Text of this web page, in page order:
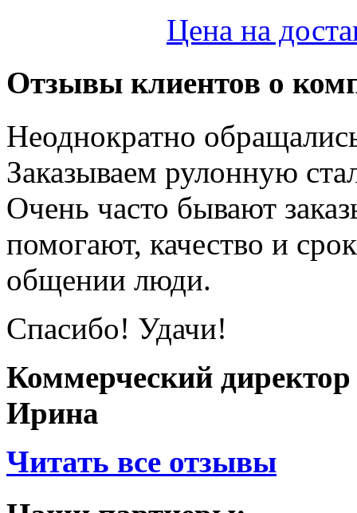
Цена на
Отзывы клиентов о
Неоднократно
Заказываем рулонную
Очень часто бывают
помогают, качество и
общении люди.
Спасибо! Удачи!
Коммерческий
Ирина
Читать все отзывы